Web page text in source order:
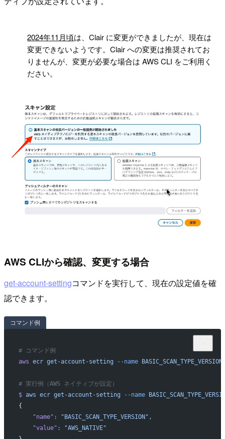
2024年11月頃は、Clair に変更ができましたが、現在は
変更できないようです。Clair への変更は推奨されてお
りませんが、変更が必要な場合は AWS CLI をご利用く
ださい。
AWS CLIから確認、変更する場合
get-account-settingコマンドを実行して、現在の設定値を確
認できます。
コマンド例
# コマンド例
aws ecr get-account-setting --name BASIC_SCAN_TYPE_VERSION
# 実行例（AWS ネイティブが設定）
$ aws ecr get-account-setting --name
{
    "name"
:
"BASIC_SCAN_TYPE_VERSION",
    "value"
:
"AWS_NATIVE"